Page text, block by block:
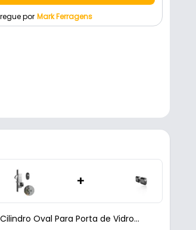
por Mark Ferragens
+
Oval Para Porta de Vidro